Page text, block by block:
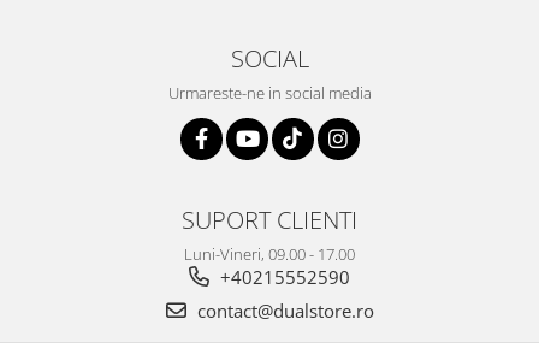
SOCIAL
Urmareste-ne in social media
SUPORT CLIENTI
Luni-Vineri, 09.00 - 17.00
+40215552590
contact@dualstore.ro